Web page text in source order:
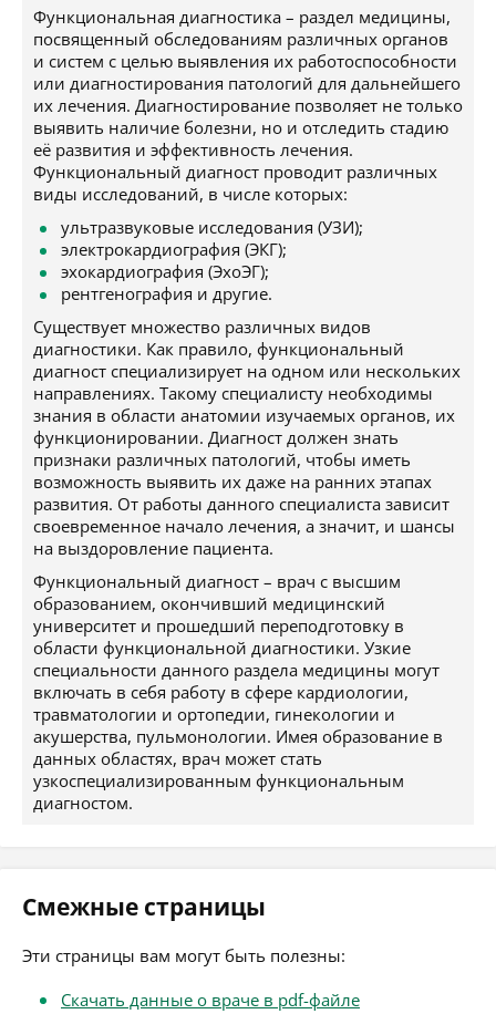
Функциональная диагностика – раздел медицины,
посвященный обследованиям различных органов
и систем с целью выявления их работоспособности
или диагностирования патологий для дальнейшего
их лечения. Диагностирование позволяет не только
выявить наличие болезни, но и отследить стадию
её развития и эффективность лечения.
Функциональный диагност проводит различных
виды исследований, в числе которых:
ультразвуковые исследования (УЗИ);
электрокардиография (ЭКГ);
эхокардиография (ЭхоЭГ);
рентгенография и другие.
Существует множество различных видов
диагностики. Как правило, функциональный
диагност специализирует на одном или нескольких
направлениях. Такому специалисту необходимы
знания в области анатомии изучаемых органов, их
функционировании. Диагност должен знать
признаки различных патологий, чтобы иметь
возможность выявить их даже на ранних этапах
развития. От работы данного специалиста зависит
своевременное начало лечения, а значит, и шансы
на выздоровление пациента.
Функциональный диагност – врач с высшим
образованием, окончивший медицинский
университет и прошедший переподготовку в
области функциональной диагностики. Узкие
специальности данного раздела медицины могут
включать в себя работу в сфере кардиологии,
травматологии и ортопедии, гинекологии и
акушерства, пульмонологии. Имея образование в
данных областях, врач может стать
узкоспециализированным функциональным
диагностом.
Смежные страницы
Эти страницы вам могут быть полезны:
Скачать данные о враче в pdf-файле